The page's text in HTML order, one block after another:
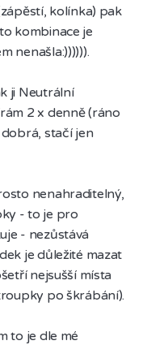
kolínka) pak
kombinace je
nenašla:)))))).
ji Neutrální
2 x denně (ráno
stačí jen
nenahraditelný,
- to je pro
- nezůstává
je důležité mazat
nejsušší místa
po škrábání).
to je dle mé